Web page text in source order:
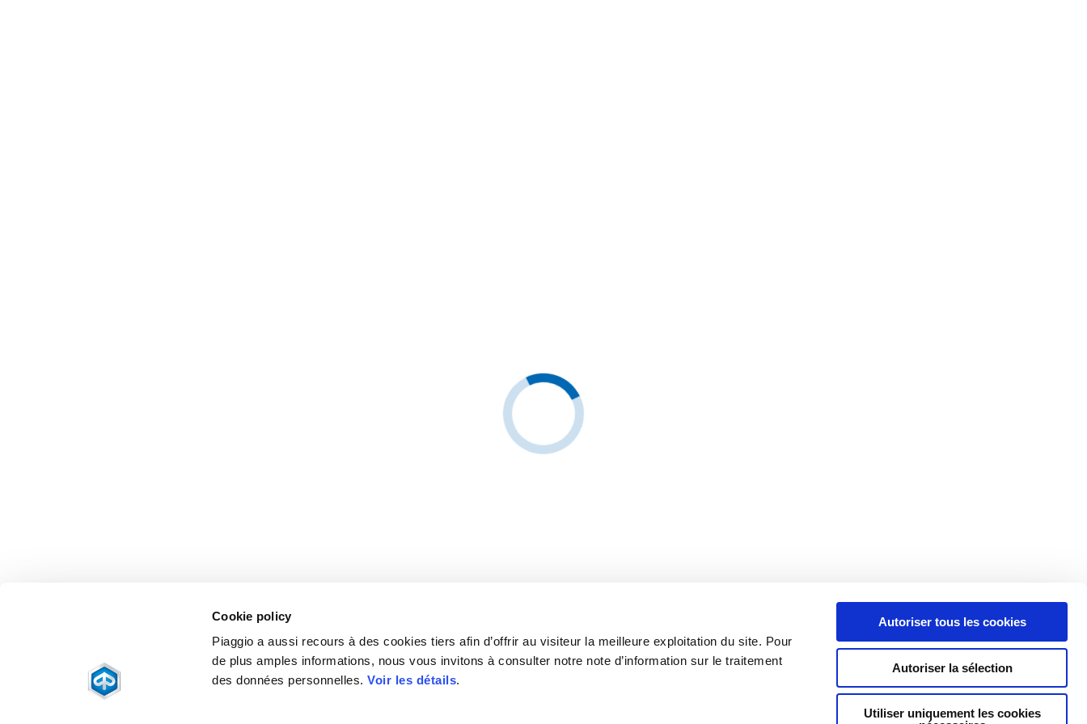
Cookie policy
Piaggio a aussi recours à des cookies tiers afin d’offrir au visiteur la meilleure exploitation du site. Pour
de plus amples informations, nous vous invitons à consulter notre note d’information sur le traitement
des données personnelles.Voir les détails.
Autoriser tous les cookies
Autoriser la sélection
Utiliser uniquement les cookies